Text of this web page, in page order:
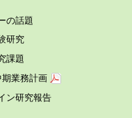
の話題
研究
課題
期業務計画
ン研究報告